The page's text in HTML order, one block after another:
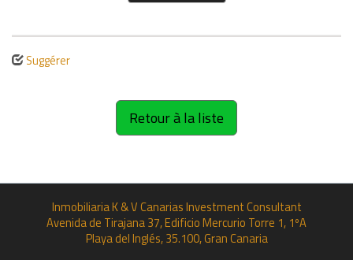
Suggérer
Retour à la liste
Inmobiliaria K & V Canarias Investment Consultant
Avenida de Tirajana 37, Edificio Mercurio Torre 1, 1ºA
Playa del Inglés, 35.100, Gran Canaria